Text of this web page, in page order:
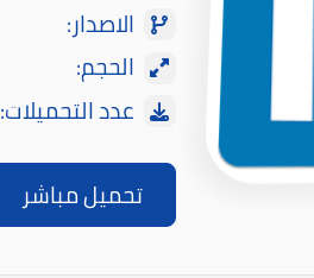
الاصدار:
الحجم:
عدد التحميلات:
تحميل مباشر